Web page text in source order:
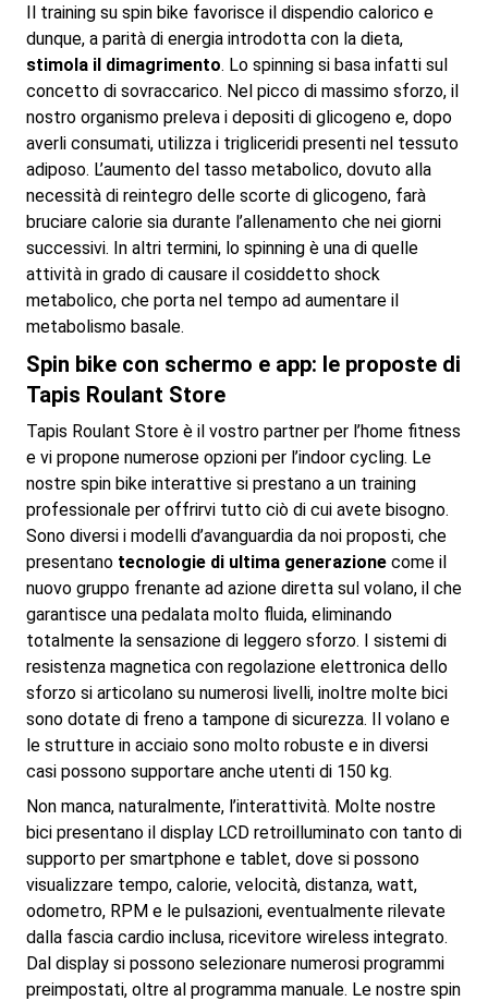
Il training su spin bike favorisce il dispendio calorico e
dunque, a parità di energia introdotta con la dieta,
stimola il dimagrimento. Lo spinning si basa infatti sul
concetto di sovraccarico. Nel picco di massimo sforzo, il
nostro organismo preleva i depositi di glicogeno e, dopo
averli consumati, utilizza i trigliceridi presenti nel tessuto
adiposo. L’aumento del tasso metabolico, dovuto alla
necessità di reintegro delle scorte di glicogeno, farà
bruciare calorie sia durante l’allenamento che nei giorni
successivi. In altri termini, lo spinning è una di quelle
attività in grado di causare il cosiddetto shock
metabolico, che porta nel tempo ad aumentare il
metabolismo basale.
Spin bike con schermo e app: le proposte di
Tapis Roulant Store
Tapis Roulant Store è il vostro partner per l’home fitness
e vi propone numerose opzioni per l’indoor cycling. Le
nostre spin bike interattive si prestano a un training
professionale per offrirvi tutto ciò di cui avete bisogno.
Sono diversi i modelli d’avanguardia da noi proposti, che
presentano tecnologie di ultima generazione come il
nuovo gruppo frenante ad azione diretta sul volano, il che
garantisce una pedalata molto fluida, eliminando
totalmente la sensazione di leggero sforzo. I sistemi di
resistenza magnetica con regolazione elettronica dello
sforzo si articolano su numerosi livelli, inoltre molte bici
sono dotate di freno a tampone di sicurezza. Il volano e
le strutture in acciaio sono molto robuste e in diversi
casi possono supportare anche utenti di 150 kg.
Non manca, naturalmente, l’interattività. Molte nostre
bici presentano il display LCD retroilluminato con tanto di
supporto per smartphone e tablet, dove si possono
visualizzare tempo, calorie, velocità, distanza, watt,
odometro, RPM e le pulsazioni, eventualmente rilevate
dalla fascia cardio inclusa, ricevitore wireless integrato.
Dal display si possono selezionare numerosi programmi
preimpostati, oltre al programma manuale. Le nostre spin